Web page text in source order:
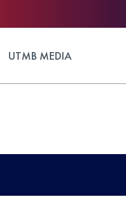
UTMB MEDIA